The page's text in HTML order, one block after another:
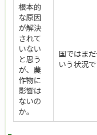
根本的
な原因
が解決
されて
いない
と思う
が、農
作物に
影響は
ないの
か。
国ではま
いう状況で